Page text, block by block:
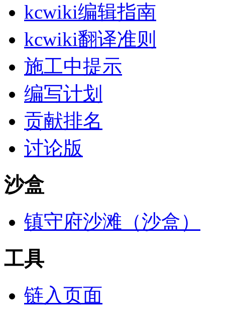
kcwiki编辑指南
kcwiki翻译准则
施工中提示
编写计划
贡献排名
讨论版
沙盒
镇守府沙滩（沙盒）
工具
链入页面